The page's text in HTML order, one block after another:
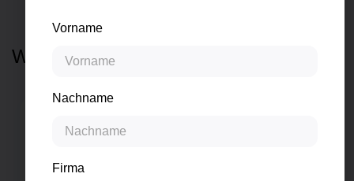
Weitere Vorträge entdecken
Vorname
Nachname
Firma